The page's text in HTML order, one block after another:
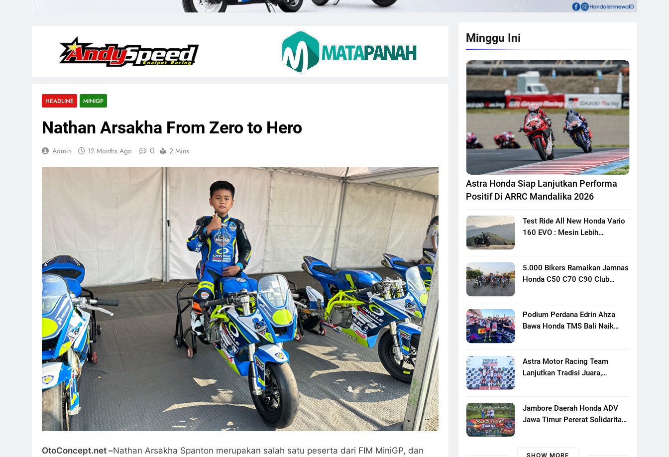
HEADLINE MINIGP
Nathan Arsakha From Zero to Hero
Admin 12 Months Ago 0 2 Mins
OtoConcept.net –Nathan Arsakha Spanton merupakan salah satu peserta dari FIM MiniGP, dan
Minggu Ini
Astra Honda Siap Lanjutkan Performa
Positif Di ARRC Mandalika 2026
Test Ride All New Honda Vario
160 EVO : Mesin Lebih
5.000 Bikers Ramaikan Jamnas
Honda C50 C70 C90 Club
Motor Klasik Honda
Podium Perdana Edrin Ahza
Bawa Honda TMS Bali Naik
Astra Motor Racing Team
Lanjutkan Tradisi Juara,
Putaran Ke 3
Jambore Daerah Honda ADV
Jawa Timur Pererat Solidaritas
Banyuwangi
SHOW MORE